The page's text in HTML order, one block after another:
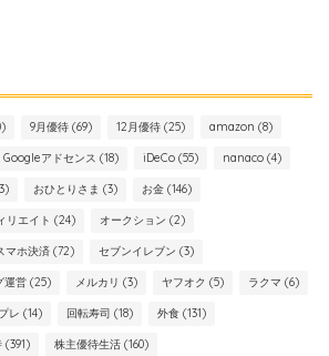
9月優待 (69) 12月優待 (25) amazon (8)
Googleアドセンス (18) iDeCo (55) nanaco (4)
おひとりさま (3) お金 (146)
リエイト (24) オークション (2)
マホ決済 (72) セブンイレブン (3)
運営 (25) メルカリ (3) ヤフオク (5) ラクマ (6)
レ (14) 回転寿司 (18) 外食 (131)
(391) 株主優待生活 (160)